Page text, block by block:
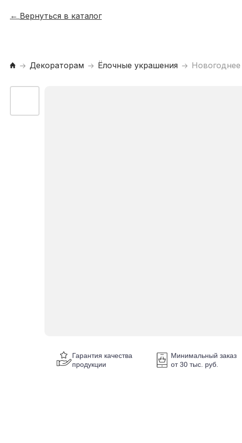
Вернуться в каталог
Декораторам Ёлочные украшения
Гарантия качества
продукции
Минимальный заказ
от 30 тыс. руб.